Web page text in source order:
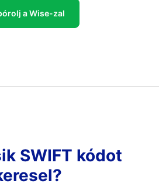
a Wise-zal
SWIFT kódot